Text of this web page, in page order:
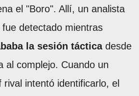
el "Boro". Allí, un analista
detectado mientras
la sesión tácticadesde
al complejo. Cuando un
intentó identificarlo, el